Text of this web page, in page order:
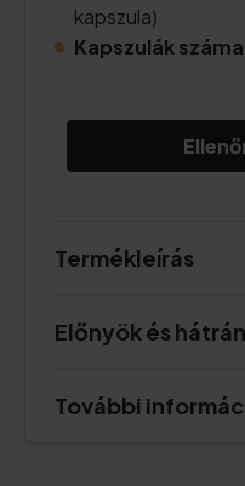
kapszula)
Kapszulák
Termékleírás
Előnyök és
További